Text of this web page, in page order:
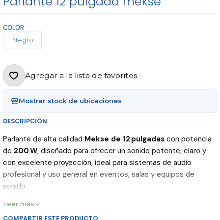
COLOR
Negro
Agregar a la lista de favoritos
Mostrar stock de ubicaciones
DESCRIPCIÓN
Parlante de alta calidad Mekse de 12 pulgadascon potencia
de 200 W, diseñado para ofrecer un sonido potente, claro y
con excelente proyección, ideal para sistemas de audio
profesional y uso general en eventos, salas y equipos de
sonido.
Características principales:
Leer más
COMPARTIR ESTE PRODUCTO